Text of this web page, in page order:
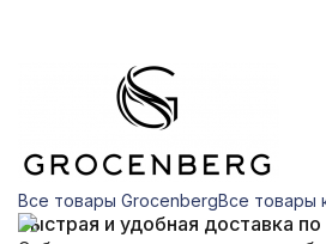
Все товары GrocenbergВсе товары
Быстрая и удобная доставка по